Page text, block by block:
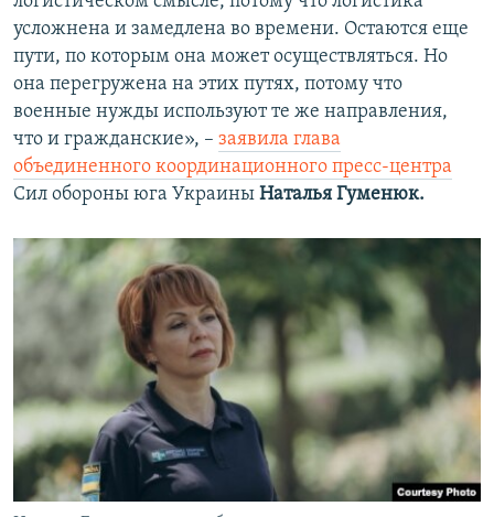
усложнена и замедлена во времени. Остаются еще
пути, по которым она может осуществляться. Но
она перегружена на этих путях, потому что
военные нужды используют те же направления,
что и гражданские», – заявила глава
объединенного координационного пресс-центра
Сил обороны юга Украины Наталья Гуменюк.